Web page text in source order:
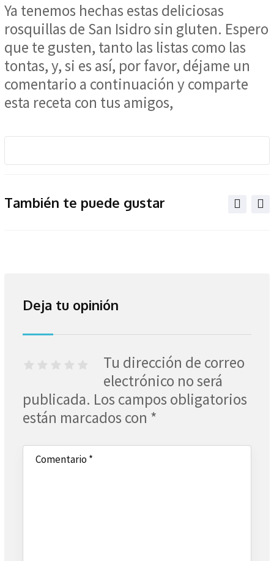
Ya tenemos hechas estas deliciosas
rosquillas de San Isidro sin gluten. Espero
que te gusten, tanto las listas como las
tontas, y, si es así, por favor, déjame un
comentario a continuación y comparte
esta receta con tus amigos,
También te puede gustar
Deja tu opinión
Tu dirección de correo
electrónico no será
publicada. Los campos obligatorios
están marcados con *